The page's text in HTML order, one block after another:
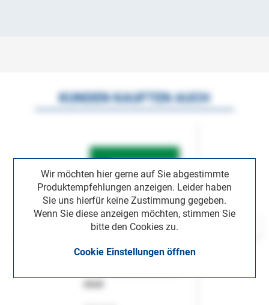
Wir möchten hier gerne auf Sie abgestimmte
Produktempfehlungen anzeigen. Leider haben
Sie uns hierfür keine Zustimmung gegeben.
Wenn Sie diese anzeigen möchten, stimmen Sie
bitte den Cookies zu.
Cookie Einstellungen öffnen
KUNDEN KAUFTEN AUCH